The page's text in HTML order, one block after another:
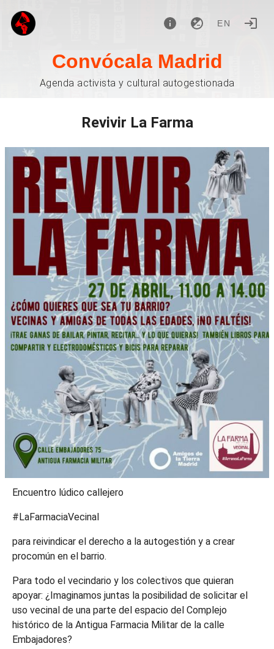
EN
Convócala Madrid
Agenda activista y cultural autogestionada
Revivir La Farma
Encuentro lúdico callejero
#LaFarmaciaVecinal
para reivindicar el derecho a la autogestión y a crear
procomún en el barrio.
Para todo el vecindario y los colectivos que quieran
apoyar: ¿Imaginamos juntas la posibilidad de solicitar el
uso vecinal de una parte del espacio del Complejo
histórico de la Antigua Farmacia Militar de la calle
Embajadores?